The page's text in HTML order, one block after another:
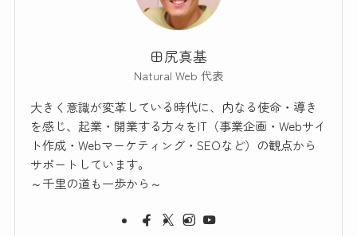
田尻真基
Natural Web 代表
大きく意識が変革している時代に、内なる使命・導き
を感じ、起業・開業する方々をIT（事業企画・Webサイ
ト作成・Webマーケティング・SEOなど）の観点から
サポートしています。
～千里の道も一歩から～